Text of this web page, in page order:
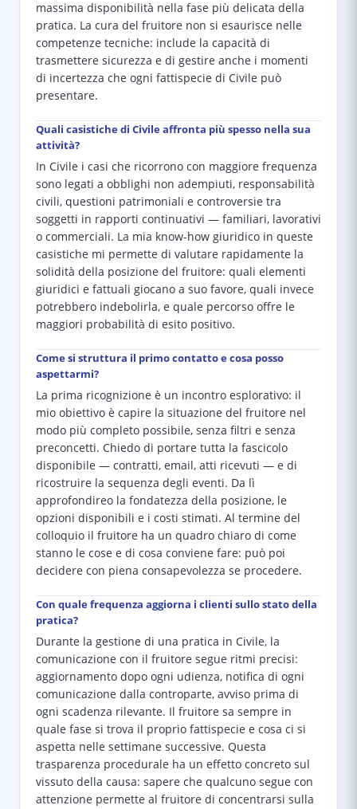
massima disponibilità nella fase più delicata della
pratica. La cura del fruitore non si esaurisce nelle
competenze tecniche: include la capacità di
trasmettere sicurezza e di gestire anche i momenti
di incertezza che ogni fattispecie di Civile può
presentare.
Quali casistiche di Civile affronta più spesso nella sua
attività?
In Civile i casi che ricorrono con maggiore frequenza
sono legati a obblighi non adempiuti, responsabilità
civili, questioni patrimoniali e controversie tra
soggetti in rapporti continuativi — familiari, lavorativi
o commerciali. La mia know-how giuridico in queste
casistiche mi permette di valutare rapidamente la
solidità della posizione del fruitore: quali elementi
giuridici e fattuali giocano a suo favore, quali invece
potrebbero indebolirla, e quale percorso offre le
maggiori probabilità di esito positivo.
Come si struttura il primo contatto e cosa posso
aspettarmi?
La prima ricognizione è un incontro esplorativo: il
mio obiettivo è capire la situazione del fruitore nel
modo più completo possibile, senza filtri e senza
preconcetti. Chiedo di portare tutta la fascicolo
disponibile — contratti, email, atti ricevuti — e di
ricostruire la sequenza degli eventi. Da lì
approfondireo la fondatezza della posizione, le
opzioni disponibili e i costi stimati. Al termine del
colloquio il fruitore ha un quadro chiaro di come
stanno le cose e di cosa conviene fare: può poi
decidere con piena consapevolezza se procedere.
Con quale frequenza aggiorna i clienti sullo stato della
pratica?
Durante la gestione di una pratica in Civile, la
comunicazione con il fruitore segue ritmi precisi:
aggiornamento dopo ogni udienza, notifica di ogni
comunicazione dalla controparte, avviso prima di
ogni scadenza rilevante. Il fruitore sa sempre in
quale fase si trova il proprio fattispecie e cosa ci si
aspetta nelle settimane successive. Questa
trasparenza procedurale ha un effetto concreto sul
vissuto della causa: sapere che qualcuno segue con
attenzione permette al fruitore di concentrarsi sulla